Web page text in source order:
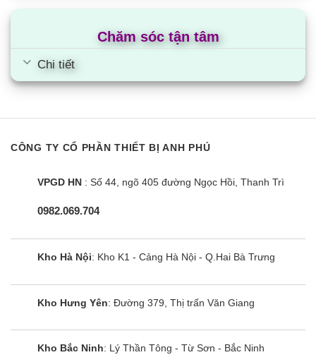
Chăm sóc tận tâm
Chi tiết
CÔNG TY CỔ PHẦN THIẾT BỊ ANH PHÚ
VPGD HN : Số 44, ngõ 405 đường Ngọc Hồi, Thanh Trì
0982.069.704
Kho Hà Nội: Kho K1 - Cảng Hà Nội - Q.Hai Bà Trưng
Kho Hưng Yên: Đường 379, Thị trấn Văn Giang
Kho Bắc Ninh: Lý Thần Tông - Từ Sơn - Bắc Ninh